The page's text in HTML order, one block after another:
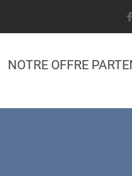
NOTRE OFFRE